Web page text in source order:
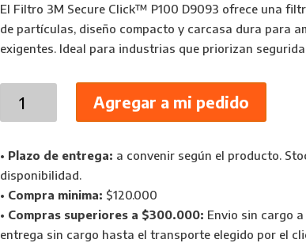
El Filtro 3M Secure Click™ P100 D9093 ofrece una
de partículas, diseño compacto y carcasa dura para
exigentes. Ideal para industrias que priorizan
3M
Secure
Click
P100
D9093
Agregar a mi pedido
• Plazo de entrega: a convenir según el producto.
disponibilidad.
• Compra minima: $120.000
• Compras superiores a $300.000: Envio sin cargo a
entrega sin cargo hasta el transporte elegido por el